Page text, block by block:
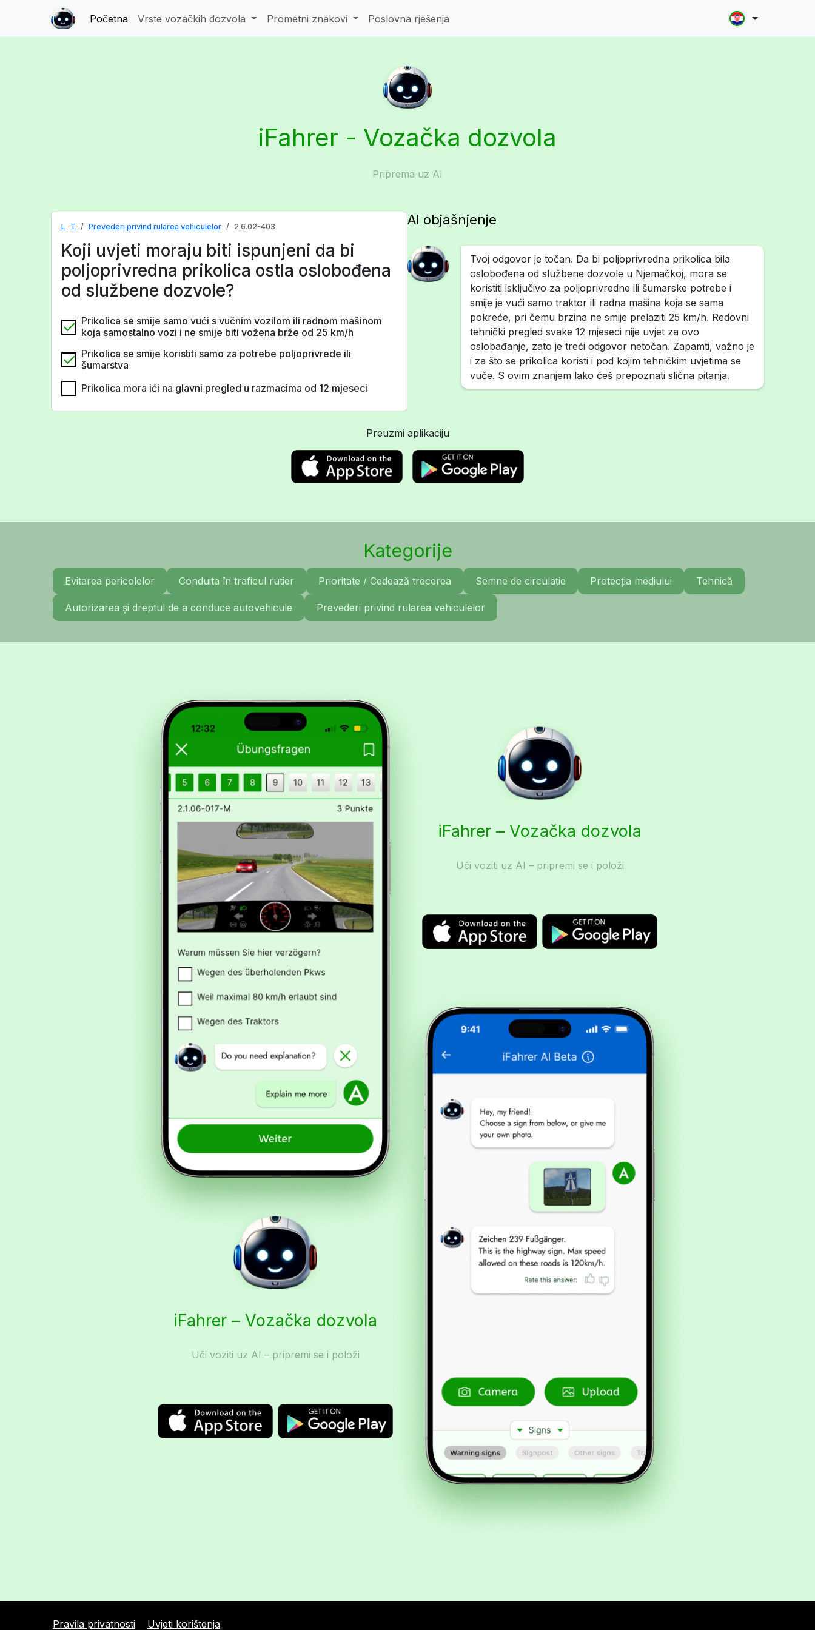
Početna Vrste vozačkih dozvola Prometni znakovi Poslovna rješenja
iFahrer - Vozačka dozvola
Priprema uz AI
L T Prevederi privind rularea vehiculelor 2.6.02-403
Koji uvjeti moraju biti ispunjeni da bi
poljoprivredna prikolica ostla oslobođena
od službene dozvole?
Prikolica se smije samo vući s vučnim vozilom ili radnom mašinom
koja samostalno vozi i ne smije biti vožena brže od 25 km/h
Prikolica se smije koristiti samo za potrebe poljoprivrede ili
šumarstva
Prikolica mora ići na glavni pregled u razmacima od 12 mjeseci
AI objašnjenje
Tvoj odgovor je točan. Da bi poljoprivredna prikolica bila
oslobođena od službene dozvole u Njemačkoj, mora se
koristiti isključivo za poljoprivredne ili šumarske potrebe i
smije je vući samo traktor ili radna mašina koja se sama
pokreće, pri čemu brzina ne smije prelaziti 25 km/h. Redovni
tehnički pregled svake 12 mjeseci nije uvjet za ovo
oslobađanje, zato je treći odgovor netočan. Zapamti, važno je
i za što se prikolica koristi i pod kojim tehničkim uvjetima se
vuče. S ovim znanjem lako ćeš prepoznati slična pitanja.
Preuzmi aplikaciju
Kategorije
Evitarea pericolelor Conduita în traficul rutier Prioritate / Cedează trecerea Semne de circulație Protecția mediului Tehnică
Autorizarea și dreptul de a conduce autovehicule Prevederi privind rularea vehiculelor
iFahrer – Vozačka dozvola
Uči voziti uz AI – pripremi se i položi
iFahrer – Vozačka dozvola
Uči voziti uz AI – pripremi se i položi
Pravila privatnosti Uvjeti korištenja